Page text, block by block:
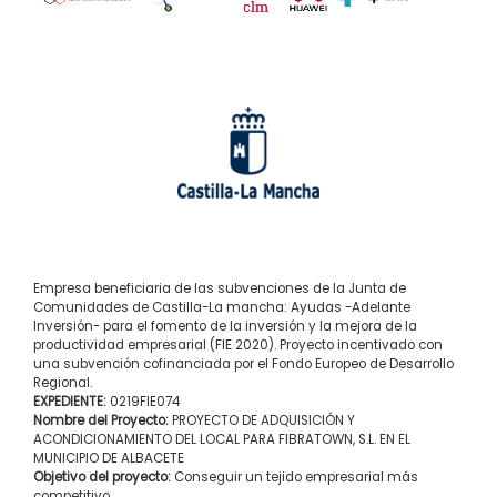
Empresa beneficiaria de las subvenciones de la Junta de
Comunidades de Castilla-La mancha: Ayudas -Adelante
Inversión- para el fomento de la inversión y la mejora de la
productividad empresarial (FIE 2020). Proyecto incentivado con
una subvención cofinanciada por el Fondo Europeo de Desarrollo
Regional.
EXPEDIENTE: 0219FIE074
Nombre del Proyecto:PROYECTO DE ADQUISICIÓN Y
ACONDICIONAMIENTO DEL LOCAL PARA FIBRATOWN, S.L. EN EL
MUNICIPIO DE ALBACETE
Objetivo del proyecto:Conseguir un tejido empresarial más